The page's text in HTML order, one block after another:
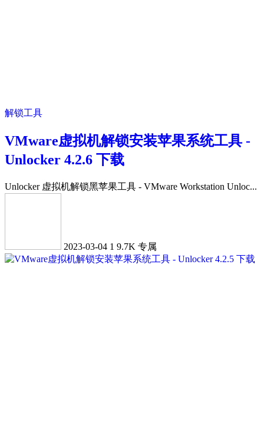
解锁工具
VMware虚拟机解锁安装苹果系统工具 -
Unlocker 4.2.6 下载
Unlocker 虚拟机解锁黑苹果工具 - VMware Workstation Unloc...
2023-03-04 1 9.7K 专属